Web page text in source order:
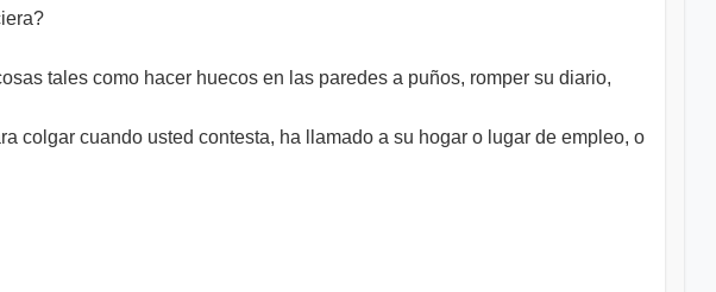
tales como hacer huecos en las paredes a puños, romper su diario,
colgar cuando usted contesta, ha llamado a su hogar o lugar de empleo, o